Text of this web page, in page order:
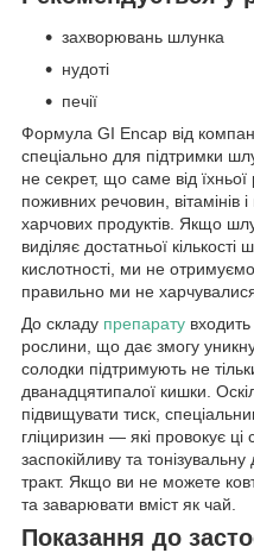
захворювань шлунка
нудоті
печії
Формула GI Encap від
спеціально для підтримки
не секрет, що саме від
поживних речовин, вітамінів
харчових продуктів. Якщо
виділяє достатньої кількості
кислотності, ми не
правильно ми не
До складу препарату
рослини, що дає змогу
солодки підтримують не
дванадцятипалої кишки.
підвищувати тиск,
гліциризин — які провокує
заспокійливу та
тракт. Якщо ви не можете
та заварювати вміст як чай.
Показання до